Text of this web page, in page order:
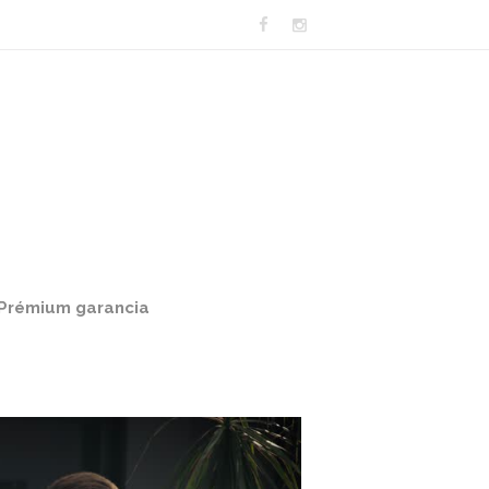
garancia